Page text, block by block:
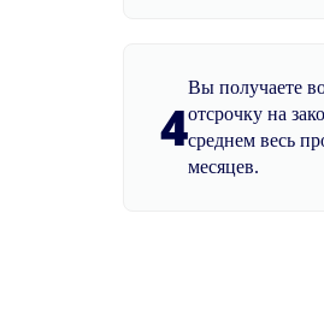
4
Вы получаете
отсрочку на
среднем весь
месяцев.